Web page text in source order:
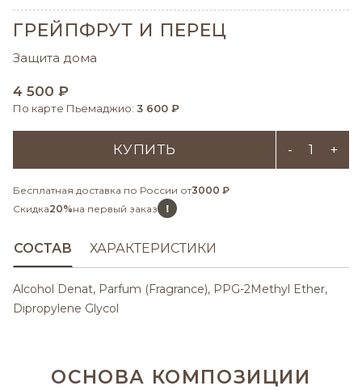
ГРЕЙПФРУТ И ПЕРЕЦ
Защита дома
4 500 ₽
По карте Пьемаджио: 3 600 ₽
КУПИТЬ - +
Бесплатная доставка по России от3000 ₽
Скидка20%на первый заказ !
СОСТАВ ХАРАКТЕРИСТИКИ
Alcohol Denat, Parfum (Fragrance), PPG-2Methyl Ether,
Dipropylene Glycol
ОСНОВА КОМПОЗИЦИИ